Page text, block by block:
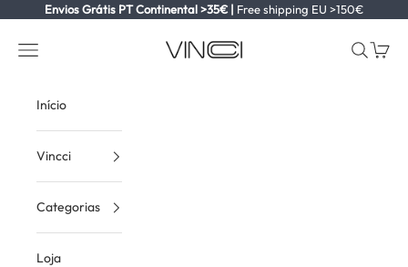
Ir para o conteúdo
Envios Grátis PT Continental >35€ | Free shipping EU >150€
Vincci
Ver menu VerVer
Início
Vincci
Categorias
Loja